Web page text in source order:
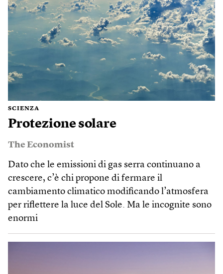
SCIENZA
Protezione solare
The Economist
Dato che le emissioni di gas serra continuano a
crescere, c’è chi propone di fermare il
cambiamento climatico modificando l’atmosfera
per riflettere la luce del Sole. Ma le incognite sono
enormi